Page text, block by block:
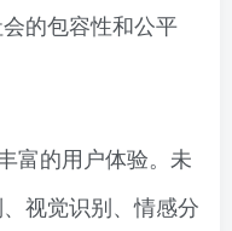
的包容性和公平
富的用户体验。未
视觉识别、情感分